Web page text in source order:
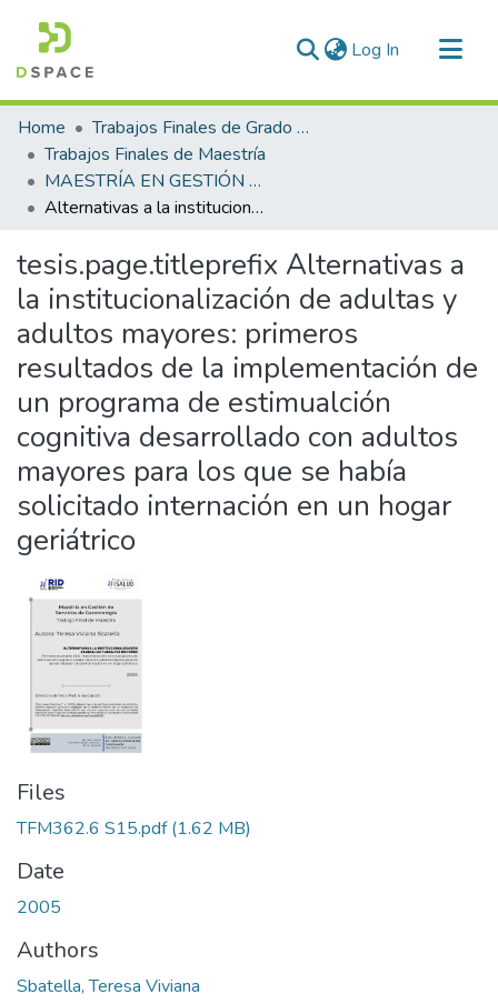
Log In (current)
Communities & Collections
All of DSpace
Statistics
Home
Trabajos Finales de Grado y Posgrado
Trabajos Finales de Maestría
MAESTRÍA EN GESTIÓN DE SERVICIOS DE GERONTOLOGÍA
Alternativas a la institucionalización de adultas y adultos mayores: primeros resultados de la implementación de un programa de estimualción cognitiva desarrollado con adultos mayores para los que se había solicitado internación en un hogar geriátrico
tesis.page.titleprefix Alternativas a
la institucionalización de adultas y
adultos mayores: primeros
resultados de la implementación de
un programa de estimualción
cognitiva desarrollado con adultos
mayores para los que se había
solicitado internación en un hogar
geriátrico
Files
TFM362.6 S15.pdf(1.62 MB)
Date
2005
Authors
Sbatella, Teresa Viviana